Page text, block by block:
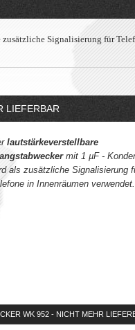
zusätzliche Signalisierung für
LIEFERBAR
lautstärkeverstellbare
mit 1 µF -
als zusätzliche Signalisierung
in Innenräumen verwendet.
WK 952 - NICHT MEHR